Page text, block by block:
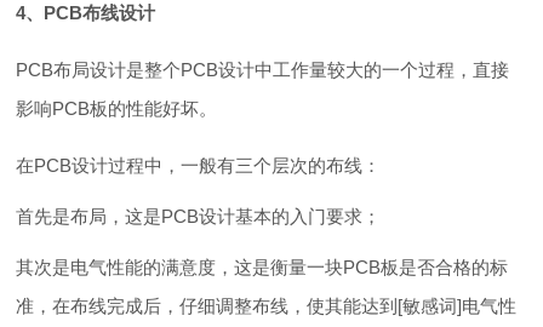
4、PCB布线设计
PCB布局设计是整个PCB设计中工作量较大的一个过程，直接
影响PCB板的性能好坏。
在PCB设计过程中，一般有三个层次的布线：
首先是布局，这是PCB设计基本的入门要求；
其次是电气性能的满意度，这是衡量一块PCB板是否合格的标
准，在布线完成后，仔细调整布线，使其能达到[敏感词]电气性